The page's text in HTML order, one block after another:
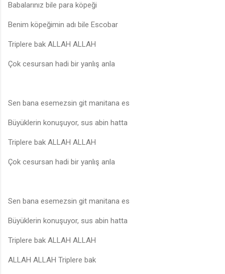
Babalarınız bile para köpeği
Benim köpeğimin adı bile Escobar
Triplere bak ALLAH ALLAH
Çok cesursan hadi bir yanlış anla
Sen bana esemezsin git manitana es
Büyüklerin konuşuyor, sus abin hatta
Triplere bak ALLAH ALLAH
Çok cesursan hadi bir yanlış anla
Sen bana esemezsin git manitana es
Büyüklerin konuşuyor, sus abin hatta
Triplere bak ALLAH ALLAH
ALLAH ALLAH Triplere bak